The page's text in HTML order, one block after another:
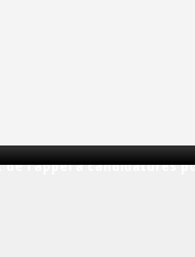
de l'appel à candidatures